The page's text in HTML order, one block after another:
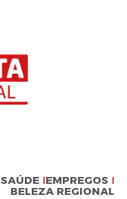
SAÚDE EMPREGOS
BELEZA REGIONAL